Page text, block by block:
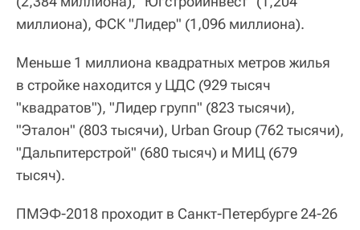
миллиона), ФСК "Лидер" (1,096 миллиона).
Меньше 1 миллиона квадратных метров жилья
в стройке находится у ЦДС (929 тысяч
"квадратов"), "Лидер групп" (823 тысячи),
"Эталон" (803 тысячи), Urban Group (762 тысячи),
"Дальпитерстрой" (680 тысяч) и МИЦ (679
тысяч).
ПМЭФ-2018 проходит в Санкт-Петербурге 24-26